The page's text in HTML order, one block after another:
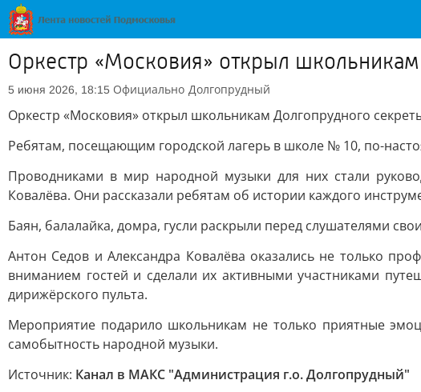
Оркестр «Московия» открыл
5 июня 2026, 18:15 Официально Долгопрудный
Оркестр «Московия» открыл школьникам Долгопрудного
Ребятам, посещающим городской лагерь в школе № 10, по-
Проводниками в мир народной музыки для них стали
Ковалёва. Они рассказали ребятам об истории каждого
Баян, балалайка, домра, гусли раскрыли перед слушателями
Антон Седов и Александра Ковалёва оказались не только
вниманием гостей и сделали их активными участниками
дирижёрского пульта.
Мероприятие подарило школьникам не только приятные
самобытность народной музыки.
Источник: Канал в МАКС "Администрация г.о. Долгопрудный"